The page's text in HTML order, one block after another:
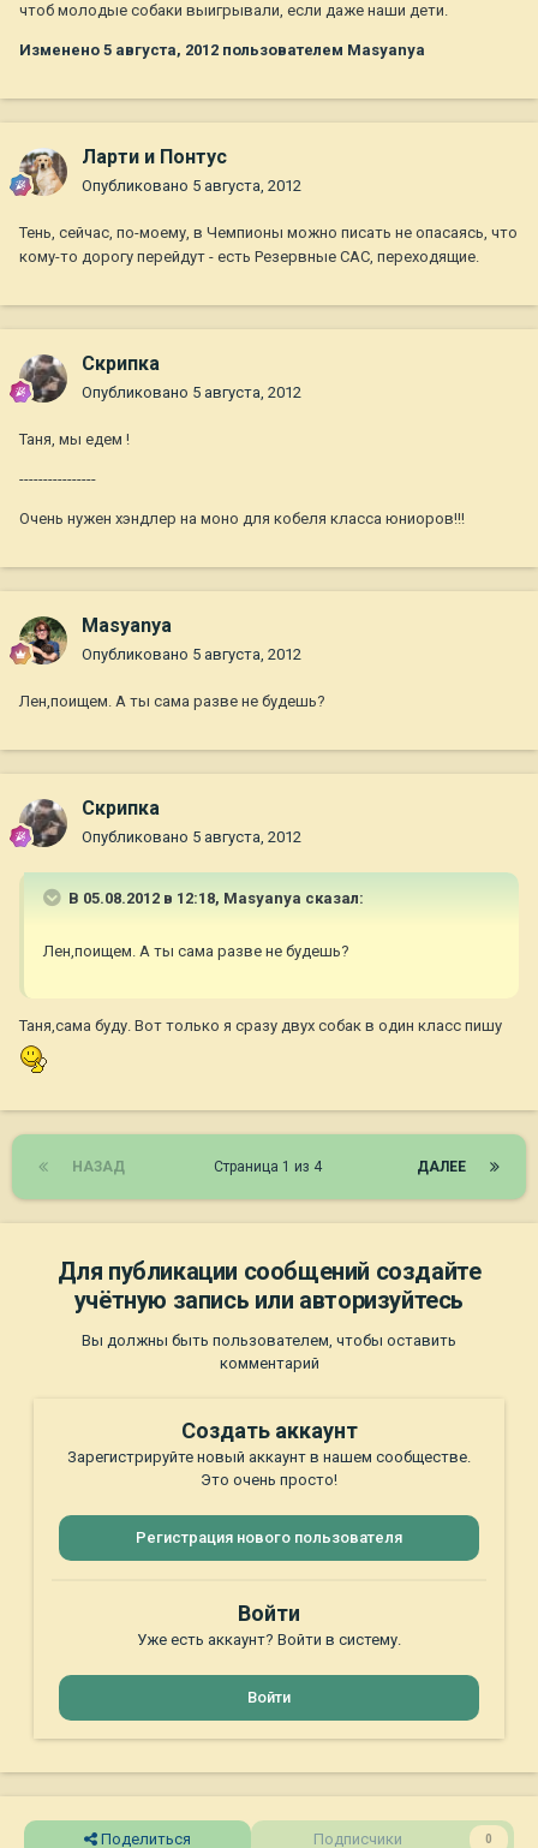
чтоб молодые собаки выигрывали, если даже наши дети.
Изменено 5 августа, 2012 пользователем Masyanya
Ларти и Понтус
Опубликовано 5 августа, 2012
Тень, сейчас, по-моему, в Чемпионы можно писать не опасаясь, что
кому-то дорогу перейдут - есть Резервные САС, переходящие.
Скрипка
Опубликовано 5 августа, 2012
Таня, мы едем !
----------------
Очень нужен хэндлер на моно для кобеля класса юниоров!!!
Masyanya
Опубликовано 5 августа, 2012
Лен,поищем. А ты сама разве не будешь?
Скрипка
Опубликовано 5 августа, 2012
В 05.08.2012 в 12:18, Masyanya сказал:
Лен,поищем. А ты сама разве не будешь?
Таня,сама буду. Вот только я сразу двух собак в один класс пишу
НАЗАД ДАЛЕЕ
Страница 1 из 4
Для публикации сообщений создайте
учётную запись или авторизуйтесь
Вы должны быть пользователем, чтобы оставить
комментарий
Создать аккаунт
Зарегистрируйте новый аккаунт в нашем сообществе.
Это очень просто!
Регистрация нового пользователя
Войти
Уже есть аккаунт? Войти в систему.
Войти
Поделиться Подписчики 0